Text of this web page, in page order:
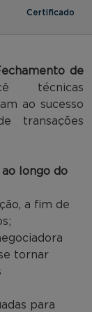
Certificado
de
técnicas
ao sucesso
transações
longo do
a fim de
tornar
para